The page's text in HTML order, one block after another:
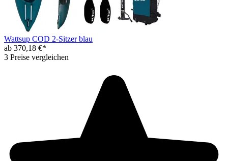
Wattsup COD 2-Sitzer blau
ab 370,18 €*
3 Preise vergleichen